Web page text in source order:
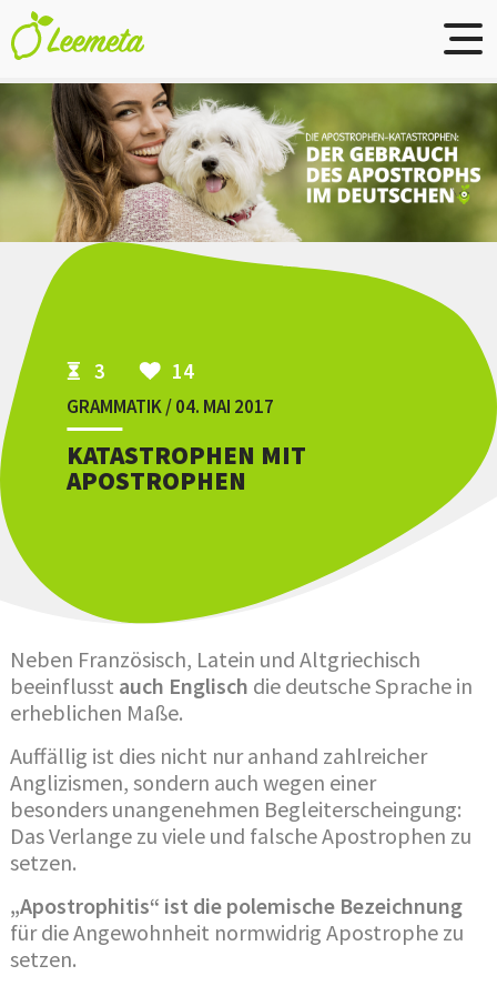
Skip to main content
3 14
GRAMMATIK / 04. MAI 2017
KATASTROPHEN MIT
APOSTROPHEN
Neben Französisch, Latein und Altgriechisch
beeinflusst auch Englisch die deutsche Sprache in
erheblichen Maße.
Auffällig ist dies nicht nur anhand zahlreicher
Anglizismen, sondern auch wegen einer
besonders unangenehmen Begleiterscheingung:
Das Verlange zu viele und falsche Apostrophen zu
setzen.
„Apostrophitis“ ist die polemische Bezeichnung
für die Angewohnheit normwidrig Apostrophe zu
setzen.